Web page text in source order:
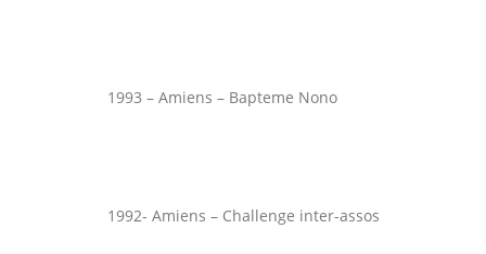
1993 – Amiens – Bapteme Nono
1992- Amiens – Challenge inter-assos